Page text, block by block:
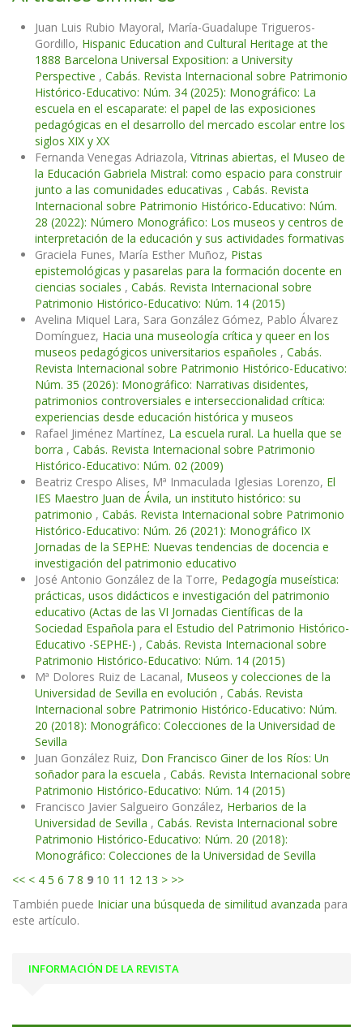
Juan Luis Rubio Mayoral, María-Guadalupe Trigueros-
Gordillo, Hispanic Education and Cultural Heritage at the
1888 Barcelona Universal Exposition: a University
Perspective , Cabás. Revista Internacional sobre Patrimonio
Histórico-Educativo: Núm. 34 (2025): Monográfico: La
escuela en el escaparate: el papel de las exposiciones
pedagógicas en el desarrollo del mercado escolar entre los
siglos XIX y XX
Fernanda Venegas Adriazola, Vitrinas abiertas, el Museo de
la Educación Gabriela Mistral: como espacio para construir
junto a las comunidades educativas , Cabás. Revista
Internacional sobre Patrimonio Histórico-Educativo: Núm.
28 (2022): Número Monográfico: Los museos y centros de
interpretación de la educación y sus actividades formativas
Graciela Funes, María Esther Muñoz, Pistas
epistemológicas y pasarelas para la formación docente en
ciencias sociales , Cabás. Revista Internacional sobre
Patrimonio Histórico-Educativo: Núm. 14 (2015)
Avelina Miquel Lara, Sara González Gómez, Pablo Álvarez
Domínguez, Hacia una museología crítica y queer en los
museos pedagógicos universitarios españoles , Cabás.
Revista Internacional sobre Patrimonio Histórico-Educativo:
Núm. 35 (2026): Monográfico: Narrativas disidentes,
patrimonios controversiales e interseccionalidad crítica:
experiencias desde educación histórica y museos
Rafael Jiménez Martínez, La escuela rural. La huella que se
borra , Cabás. Revista Internacional sobre Patrimonio
Histórico-Educativo: Núm. 02 (2009)
Beatriz Crespo Alises, Mª Inmaculada Iglesias Lorenzo, El
IES Maestro Juan de Ávila, un instituto histórico: su
patrimonio , Cabás. Revista Internacional sobre Patrimonio
Histórico-Educativo: Núm. 26 (2021): Monográfico IX
Jornadas de la SEPHE: Nuevas tendencias de docencia e
investigación del patrimonio educativo
José Antonio González de la Torre, Pedagogía museística:
prácticas, usos didácticos e investigación del patrimonio
educativo (Actas de las VI Jornadas Científicas de la
Sociedad Española para el Estudio del Patrimonio Histórico-
Educativo -SEPHE-) , Cabás. Revista Internacional sobre
Patrimonio Histórico-Educativo: Núm. 14 (2015)
Mª Dolores Ruiz de Lacanal, Museos y colecciones de la
Universidad de Sevilla en evolución , Cabás. Revista
Internacional sobre Patrimonio Histórico-Educativo: Núm.
20 (2018): Monográfico: Colecciones de la Universidad de
Sevilla
Juan González Ruiz, Don Francisco Giner de los Ríos: Un
soñador para la escuela , Cabás. Revista Internacional sobre
Patrimonio Histórico-Educativo: Núm. 14 (2015)
Francisco Javier Salgueiro González, Herbarios de la
Universidad de Sevilla , Cabás. Revista Internacional sobre
Patrimonio Histórico-Educativo: Núm. 20 (2018):
Monográfico: Colecciones de la Universidad de Sevilla
<< < 4 5 6 7 8 9 10 11 12 13 > >>
También puede Iniciar una búsqueda de similitud avanzada para
este artículo.
INFORMACIÓN DE LA REVISTA